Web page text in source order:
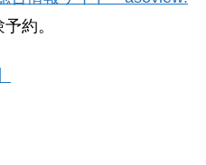
約。